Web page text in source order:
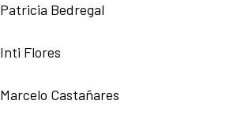
Patricia Bedregal
Inti Flores
Marcelo Castañares